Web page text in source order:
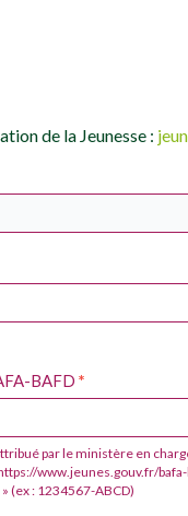
de la Jeunesse :
BAFD*
par le ministère en
www.jeunes.gouv.fr/
(ex : 1234567-ABCD)